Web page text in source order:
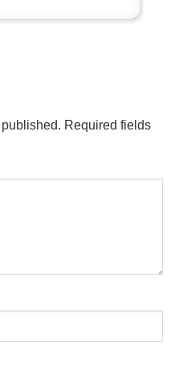
Required fields